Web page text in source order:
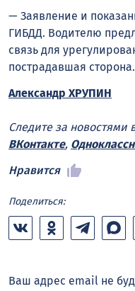
— Заявление и
ГИБДД. Водителю
связь для
пострадавшая сторона.
Александр ХРУПИН
Следите за новостями
ВКонтакте,
Нравится
Поделиться:
Ваш адрес email не